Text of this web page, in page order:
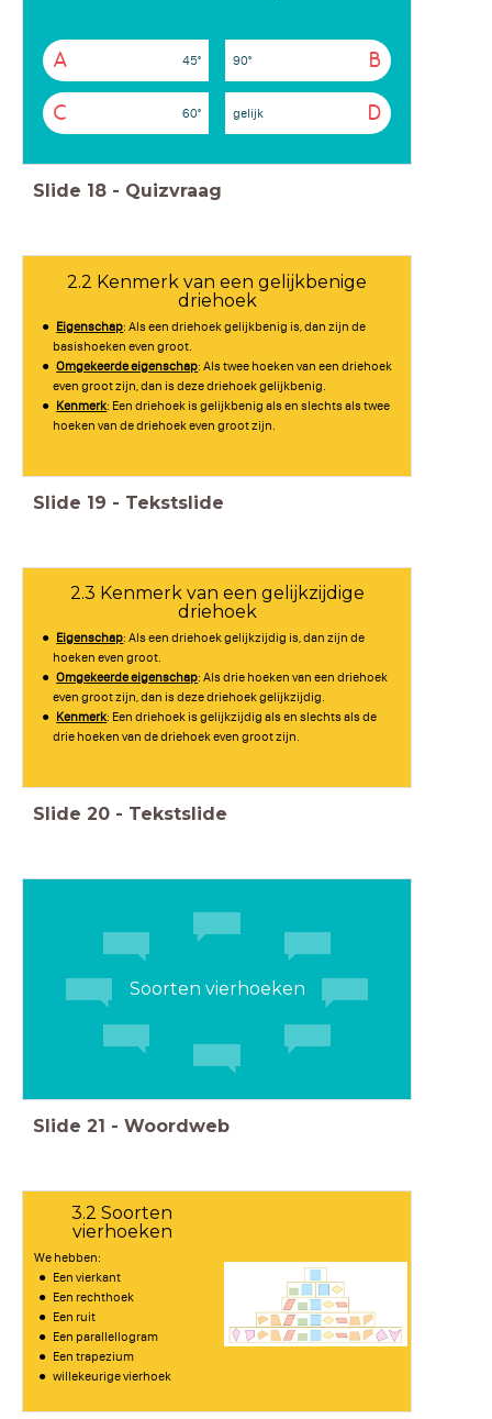
A 45° B
90°
C 60° D
gelijk
Slide 18 - Quizvraag
2.2 Kenmerk van een gelijkbenige
driehoek
Eigenschap: Als een driehoek gelijkbenig is, dan zijn de
basishoeken even groot.
Omgekeerde eigenschap: Als twee hoeken van een driehoek
even groot zijn, dan is deze driehoek gelijkbenig.
Kenmerk: Een driehoek is gelijkbenig als en slechts als twee
hoeken van de driehoek even groot zijn.
Slide 19 - Tekstslide
2.3 Kenmerk van een gelijkzijdige
driehoek
Eigenschap: Als een driehoek gelijkzijdig is, dan zijn de
hoeken even groot.
Omgekeerde eigenschap: Als drie hoeken van een driehoek
even groot zijn, dan is deze driehoek gelijkzijdig.
Kenmerk: Een driehoek is gelijkzijdig als en slechts als de
drie hoeken van de driehoek even groot zijn.
Slide 20 - Tekstslide
Soorten vierhoeken
Slide 21 - Woordweb
3.2 Soorten
vierhoeken
We hebben:
Een vierkant
Een rechthoek
Een ruit
Een parallellogram
Een trapezium
willekeurige vierhoek